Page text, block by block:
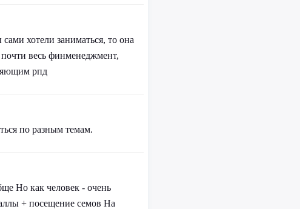
хотели заниматься, то она
весь финменеджмент,
рпд
по разным темам.
Но как человек - очень
+ посещение семов На